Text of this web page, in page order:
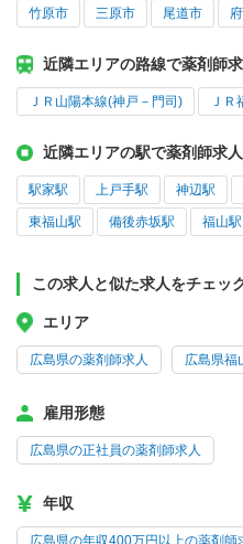
竹原市 三原市 尾道市
近隣エリアの路線で薬剤師
ＪＲ山陽本線(神戸－門司) ＪＲ
近隣エリアの駅で薬剤師求
駅家駅 上戸手駅 神辺駅
東福山駅 備後赤坂駅 福山駅
この求人と似た求人をチェッ
エリア
広島県の薬剤師求人 広島県福
雇用形態
広島県の正社員の薬剤師求人
年収